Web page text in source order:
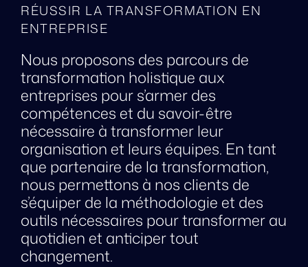
RÉUSSIR LA TRANSFORMATION EN
ENTREPRISE
Nous proposons des parcours de
transformation holistique aux
entreprises pour s’armer des
compétences et du savoir-être
nécessaire à transformer leur
organisation et leurs équipes. En tant
que partenaire de la transformation,
nous permettons à nos clients de
s’équiper de la méthodologie et des
outils nécessaires pour transformer au
quotidien et anticiper tout
changement.